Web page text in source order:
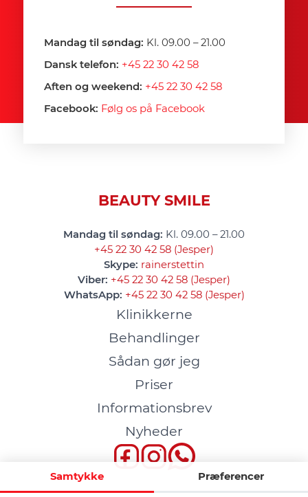
Mandag til søndag: Kl. 09.00 – 21.00
Dansk telefon: +45 22 30 42 58
Aften og weekend: +45 22 30 42 58
Facebook: Følg os på Facebook
BEAUTY SMILE
Mandag til søndag: Kl. 09.00 – 21.00
+45 22 30 42 58 (Jesper)
Skype: rainerstettin
Viber: +45 22 30 42 58 (Jesper)
WhatsApp: +45 22 30 42 58 (Jesper)
Klinikkerne
Behandlinger
Sådan gør jeg
Priser
Informationsbrev
Nyheder
Samtykke Præferencer